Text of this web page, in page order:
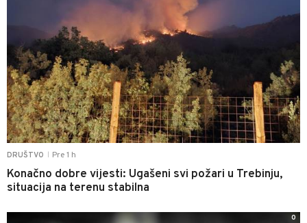
DRUŠTVO Pre 1 h
Konačno dobre vijesti: Ugašeni svi požari u Trebinju,
situacija na terenu stabilna
0